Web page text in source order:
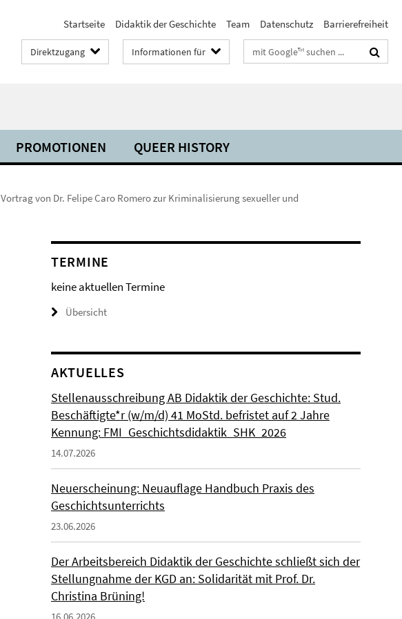
Startseite Didaktik der Geschichte Team Datenschutz Barrierefreiheit
Direktzugang Informationen für Suchbegriffe
PROMOTIONEN QUEER HISTORY
Vortrag von Dr. Felipe Caro Romero zur Kriminalisierung sexueller und
TERMINE
keine aktuellen Termine
Übersicht
AKTUELLES
Stellenausschreibung AB Didaktik der Geschichte: Stud.
Beschäftigte*r (w/m/d) 41 MoStd. befristet auf 2 Jahre
Kennung: FMI_Geschichtsdidaktik_SHK_2026
14.07.2026
Neuerscheinung: Neuauflage Handbuch Praxis des
Geschichtsunterrichts
23.06.2026
Der Arbeitsbereich Didaktik der Geschichte schließt sich der
Stellungnahme der KGD an: Solidarität mit Prof. Dr.
Christina Brüning!